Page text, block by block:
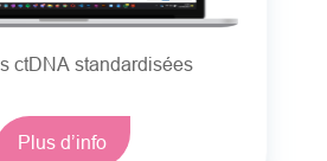
ctDNA standardisées
Plus d’info